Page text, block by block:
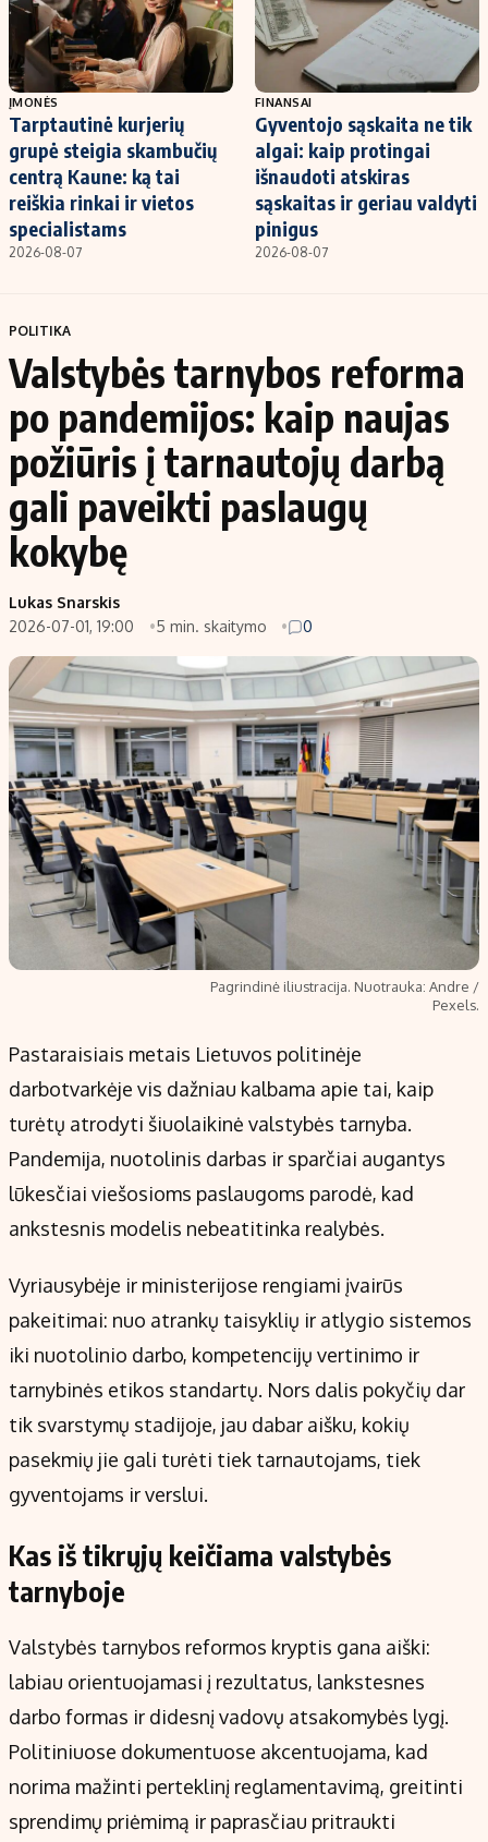
ĮMONĖS
Tarptautinė kurjerių
grupė steigia skambučių
centrą Kaune: ką tai
reiškia rinkai ir vietos
specialistams
2026-08-07
FINANSAI
Gyventojo sąskaita ne tik
algai: kaip protingai
išnaudoti atskiras
sąskaitas ir geriau valdyti
pinigus
2026-08-07
POLITIKA
Valstybės tarnybos reforma
po pandemijos: kaip naujas
požiūris į tarnautojų darbą
gali paveikti paslaugų
kokybę
Lukas Snarskis
2026-07-01, 19:00
5 min. skaitymo 0
Pagrindinė iliustracija. Nuotrauka: Andre /
Pexels.
Pastaraisiais metais Lietuvos politinėje
darbotvarkėje vis dažniau kalbama apie tai, kaip
turėtų atrodyti šiuolaikinė valstybės tarnyba.
Pandemija, nuotolinis darbas ir sparčiai augantys
lūkesčiai viešosioms paslaugoms parodė, kad
ankstesnis modelis nebeatitinka realybės.
Vyriausybėje ir ministerijose rengiami įvairūs
pakeitimai: nuo atrankų taisyklių ir atlygio sistemos
iki nuotolinio darbo, kompetencijų vertinimo ir
tarnybinės etikos standartų. Nors dalis pokyčių dar
tik svarstymų stadijoje, jau dabar aišku, kokių
pasekmių jie gali turėti tiek tarnautojams, tiek
gyventojams ir verslui.
Kas iš tikrųjų keičiama valstybės
tarnyboje
Valstybės tarnybos reformos kryptis gana aiški:
labiau orientuojamasi į rezultatus, lankstesnes
darbo formas ir didesnį vadovų atsakomybės lygį.
Politiniuose dokumentuose akcentuojama, kad
norima mažinti perteklinį reglamentavimą, greitinti
sprendimų priėmimą ir paprasčiau pritraukti